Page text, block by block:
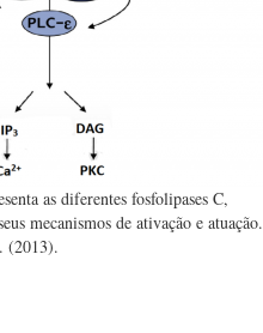
as diferentes fosfolipases C,
mecanismos de ativação e atuação.
(2013).